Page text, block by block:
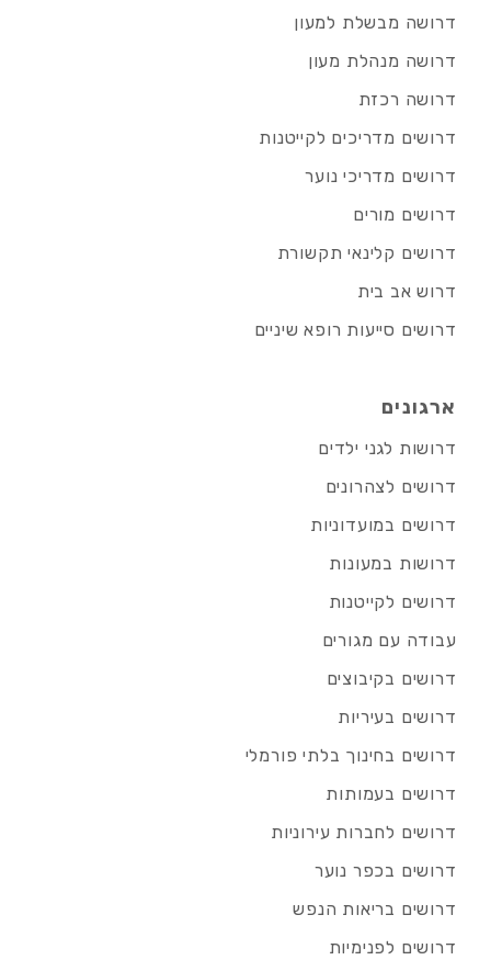
דרושה מבשלת למעון
דרושה מנהלת מעון
דרושה רכזת
דרושים מדריכים לקייטנות
דרושים מדריכי נוער
דרושים מורים
דרושים קלינאי תקשורת
דרוש אב בית
דרושים סייעות רופא שיניים
ארגונים
דרושות לגני ילדים
דרושים לצהרונים
דרושים במועדוניות
דרושות במעונות
דרושים לקייטנות
עבודה עם מגורים
דרושים בקיבוצים
דרושים בעיריות
דרושים בחינוך בלתי פורמלי
דרושים בעמותות
דרושים לחברות עירוניות
דרושים בכפר נוער
דרושים בריאות הנפש
דרושים לפנימיות